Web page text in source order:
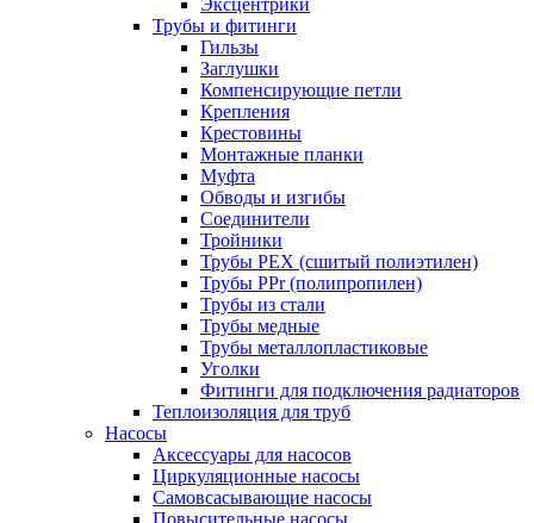
Эксцентрики
Трубы и фитинги
Гильзы
Заглушки
Компенсирующие петли
Крепления
Крестовины
Монтажные планки
Муфта
Обводы и изгибы
Соединители
Тройники
Трубы PEX (сшитый полиэтилен)
Трубы PPr (полипропилен)
Трубы из стали
Трубы медные
Трубы металлопластиковые
Уголки
Фитинги для подключения радиаторов
Теплоизоляция для труб
Насосы
Аксессуары для насосов
Циркуляционные насосы
Самовсасывающие насосы
Повысительные насосы